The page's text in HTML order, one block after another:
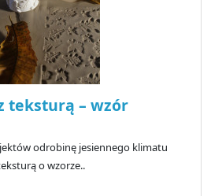
teksturą – wzór
odrobinę jesiennego klimatu
o wzorze..